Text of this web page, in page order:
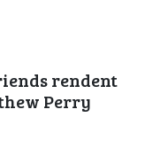
rendent
Perry